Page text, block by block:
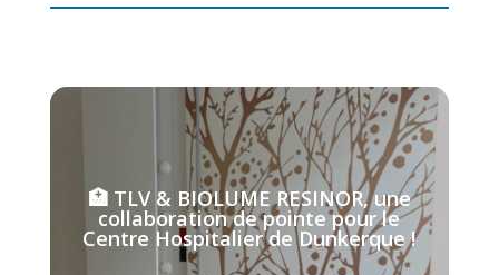
🏥 TLV & BIOLUME RESINOR, une
collaboration de pointe pour le
Centre Hospitalier de Dunkerque !